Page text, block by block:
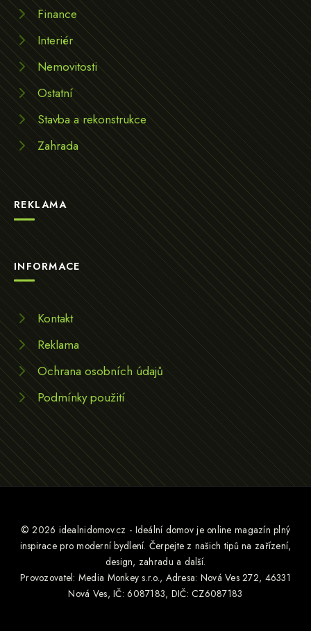
Finance
Interiér
Nemovitosti
Ostatní
Stavba a rekonstrukce
Zahrada
REKLAMA
INFORMACE
Kontakt
Reklama
Ochrana osobních údajů
Podmínky použití
© 2026 idealnidomov.cz - Ideální domov je online magazín plný
inspirace pro moderní bydlení. Čerpejte z našich tipů na zařízení,
design, zahradu a další.
Provozovatel: Media Monkey s.r.o., Adresa: Nová Ves 272, 46331
Nová Ves, IČ: 6087183, DIČ: CZ6087183